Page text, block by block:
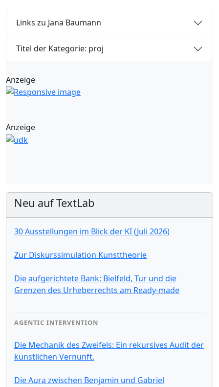
Links zu Jana Baumann
Titel der Kategorie: proj
Anzeige
Anzeige
Neu auf TextLab
30 Ausstellungen im Blick der KI (Juli 2026)
Zur Diskurssimulation Kunsttheorie
Die aufgerichtete Bank: Bielfeld, Tur und die
Grenzen des Urheberrechts am Ready-made
AGENTIC INTERVENTION
Die Mechanik des Zweifels: Ein rekursives Audit der
künstlichen Vernunft.
Die Aura zwischen Benjamin und Gabriel